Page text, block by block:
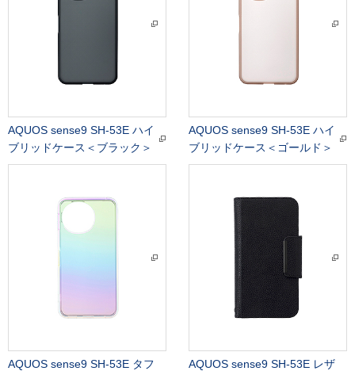
AQUOS sense9 SH-53E ハイ
ブリッドケース＜ブラック＞
AQUOS sense9 SH-53E ハイ
ブリッドケース＜ゴールド＞
AQUOS sense9 SH-53E タフ
AQUOS sense9 SH-53E レザ